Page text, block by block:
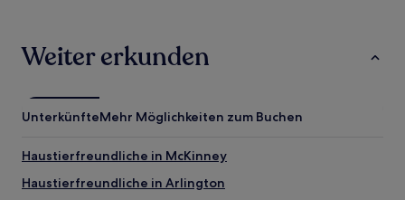
Weiter erkunden
UnterkünfteMehr Möglichkeiten zum Buchen
Haustierfreundliche in McKinney
Haustierfreundliche in Arlington